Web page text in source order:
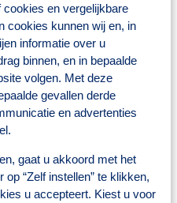
en vergelijkbare
cookies kunnen wij en, in
informatie over u
binnen, en in bepaalde
volgen. Met deze
gevallen derde
en advertenties
gaat u akkoord met het
“Zelf instellen” te klikken,
u accepteert. Kiest u voor
en flexibele collega’s
van de huidige zorgmarkt.
jezelf verder te ontwikkelen
van patiëntbegeleiding en
en advies over
uit de weg! We staan altijd
onze zorg nog beter te maken.
jij dagelijks het verschil voor